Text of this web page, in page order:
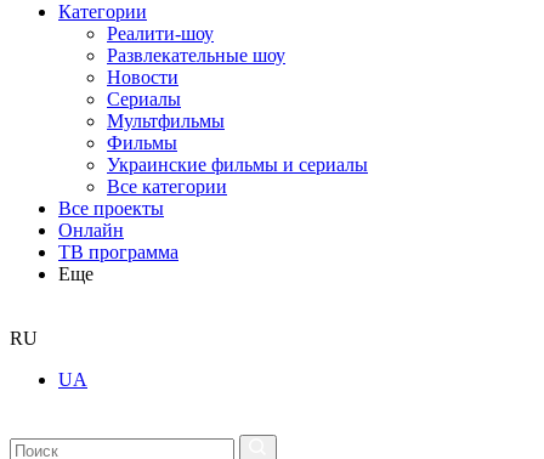
Категории
Реалити-шоу
Развлекательные шоу
Новости
Сериалы
Мультфильмы
Фильмы
Украинские фильмы и сериалы
Все категории
Все проекты
Онлайн
ТВ программа
Еще
RU
UA